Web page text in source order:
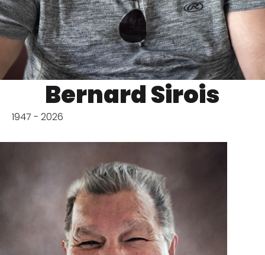
Bernard Sirois
1947 - 2026